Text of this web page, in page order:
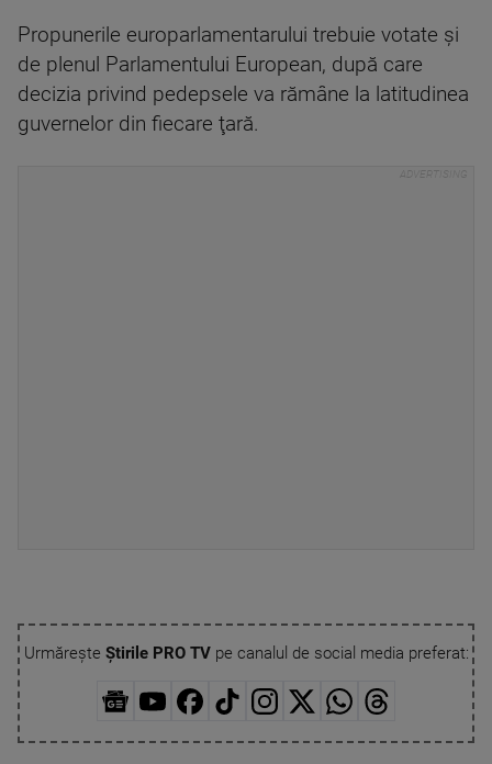
Propunerile europarlamentarului trebuie votate şi
de plenul Parlamentului European, după care
decizia privind pedepsele va rămâne la latitudinea
guvernelor din fiecare ţară.
Urmărește Știrile PRO TVpe canalul de social media preferat: